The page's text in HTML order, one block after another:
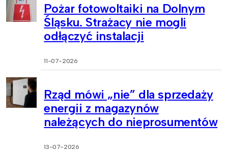
Pożar fotowoltaiki na Dolnym
Śląsku. Strażacy nie mogli
odłączyć instalacji
11-07-2026
Rząd mówi „nie” dla sprzedaży
energii z magazynów
należących do nieprosumentów
13-07-2026